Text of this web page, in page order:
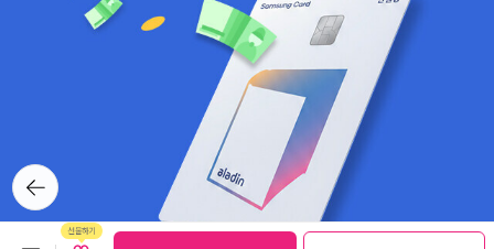
복잡하게 되어 있으면, 쉬운 문장으로 고치지 말고 있는 그대로 옮겨
야 한다. 설령 현대에는 거의 쓰이지 않는 단어라고 할지라도, 그것이
원전의 의미를 가장 정확하게 전달할 수 있다면 그 단어를 써야 한다.
그는 이 원칙이야말로 원전의 의미를 가장 충실하면서 역자의 해석이
개입되지 않는 고전 번역이라고 말하고 있는 듯하다. (다른 번역과 달
리 자신의 번역은 이 원칙을 지켰으므로, 결국 자신의 번역이 가장 우
월하다는 것을 이렇게 표현한 것이다)그런데 하비 맨스필드가 말하는
번역 원칙은 비단 단어와 문장의 차원에서 그치지 않는다. 최근에 읽
까? 또한 가상적 사회, 모두가 모두의 적이 되는 그러한 상황에 대한
가정은 사실 그의 어림짐작 뿐 아닌가? 공포에 가득찬 두려움 뿐 아
닌가? 그의 두려움이 기정사실이라 쳐도, 우리에게 국가라는 제3 기
구에게 우리의 권리를 양도하는 방식으로 이야기를 진행시키는 것이
옳을까? 그저 국가권력의 정당화 뿐 아닐까?아무튼, leviathan에 대
한 질문은 많이 생성시켰는데, 내가 오늘 글에서 마키아벨리 군주론
과 연결 시킬 지점은 바로 그의 논의, 즉 공과 사의 개념이 분리되어
도출된다는 주장이다.27번 글에서 그는 앞에서 말한 일련의 과정, 즉
뒤로가
기